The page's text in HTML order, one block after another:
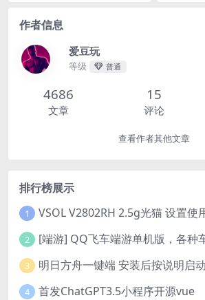
作者信息
爱豆玩
等级 普通
4686
文章
15
评论
查看作者其他文章
排行榜展示
1
2
3 明日方舟一键端 安装后按说明启
4 首发ChatGPT3.5小程序开源vue